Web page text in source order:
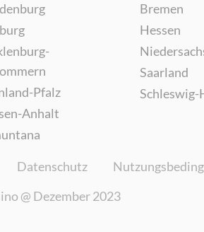
Pfalz
Anhalt
Bremen
Hessen
Saarland
Datenschutz
@ Dezember 2023